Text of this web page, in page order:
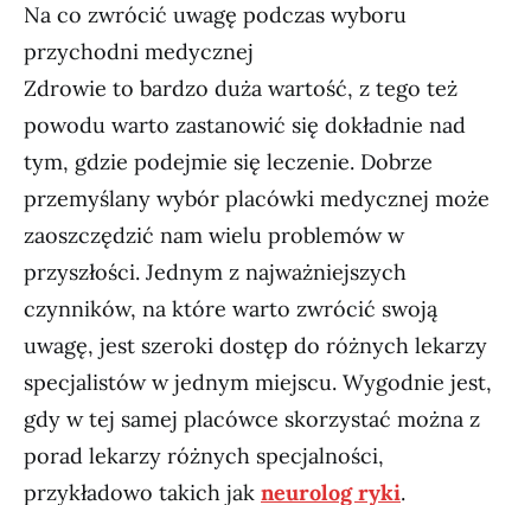
Na co zwrócić uwagę podczas wyboru
przychodni medycznej
Zdrowie to bardzo duża wartość, z tego też
powodu warto zastanowić się dokładnie nad
tym, gdzie podejmie się leczenie. Dobrze
przemyślany wybór placówki medycznej może
zaoszczędzić nam wielu problemów w
przyszłości. Jednym z najważniejszych
czynników, na które warto zwrócić swoją
uwagę, jest szeroki dostęp do różnych lekarzy
specjalistów w jednym miejscu. Wygodnie jest,
gdy w tej samej placówce skorzystać można z
porad lekarzy różnych specjalności,
przykładowo takich jak neurolog ryki.